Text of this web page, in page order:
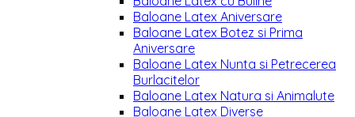
Baloane Latex Aniversare
Baloane Latex Botez si Prima
Aniversare
Baloane Latex Nunta si Petrecerea
Burlacitelor
Baloane Latex Natura si Animalute
Baloane Latex Diverse